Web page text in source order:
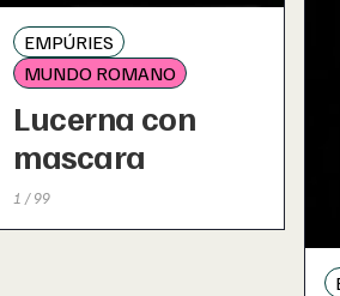
EMPÚRIES
MUNDO ROMANO
Lucerna con
mascara
1 / 99